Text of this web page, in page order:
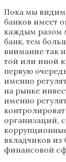
Пока мы
банков имеет
каждым разом
банк, тем
внимание так
той или иной
первую
именно
на рынке
именно
организаций,
вкладчиков
финансовой